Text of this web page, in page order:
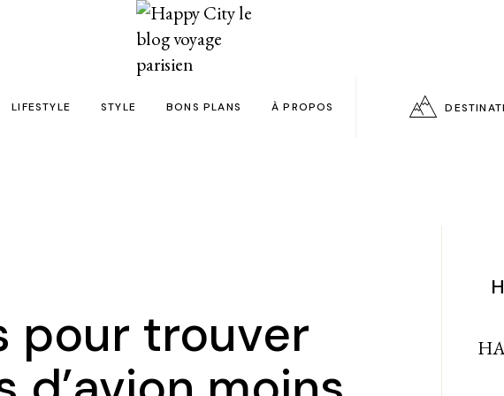
en 24h chrono
filles
LIFESTYLE
Shopping
Kids
STYLE BONS PLANS À PROPOS
FAQ
pour trouver